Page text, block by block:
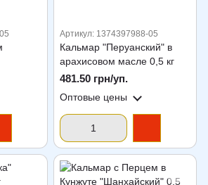
Артикул: 1374397988-05
Кальмар "Перуанский" в
арахисовом масле 0,5 кг
481.50 грн/уп.
Оптовые цены